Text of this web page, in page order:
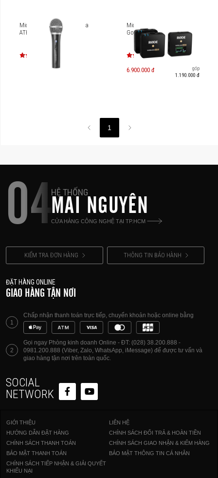
Microphone Audio-technica
ATR2100x-USB
Microphone Rode Wireless
Go II
6.900.000 đ
Trả góp
1.190.000 đ
1
04HỆ THỐNG
MAI NGUYÊN
CỬA HÀNG CÔNG NGHỆ TẠI TP.HCM
KIỂM TRA ĐƠN HÀNG THÔNG TIN BẢO HÀNH
ĐẶT HÀNG ONLINE
GIAO HÀNG TẬN NƠI
1
Chấp nhận thanh toán trực tiếp, chuyển khoản hoặc online bằng
2
Gọi ngay Phòng kinh doanh Online - ĐT: (028) 38.200.888 -
0981.200.888 (Viber, Zalo, WhatsApp, iMessage) để được tư vấn và
giao hàng tận nơi trên toàn quốc.
SOCIAL
NETWORK
GIỚI THIỆU
LIÊN HỆ
HƯỚNG DẪN ĐẶT HÀNG
CHÍNH SÁCH ĐỔI TRẢ & HOÀN TIỀN
CHÍNH SÁCH THANH TOÁN
CHÍNH SÁCH GIAO NHẬN & KIỂM HÀNG
BẢO MẬT THANH TOÁN
BẢO MẬT THÔNG TIN CÁ NHÂN
CHÍNH SÁCH TIẾP NHẬN & GIẢI QUYẾT
KHIẾU NẠI